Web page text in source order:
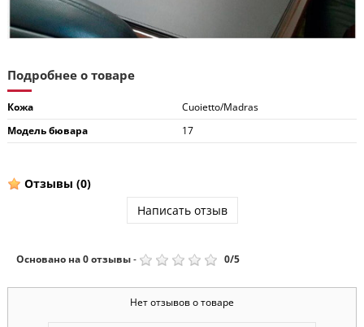
Подробнее о товаре
Кожа
Cuoietto/Madras
Модель бювара
17
Отзывы (0)
Написать отзыв
Основано на0отзывы- 0/5
Нет отзывов о товаре